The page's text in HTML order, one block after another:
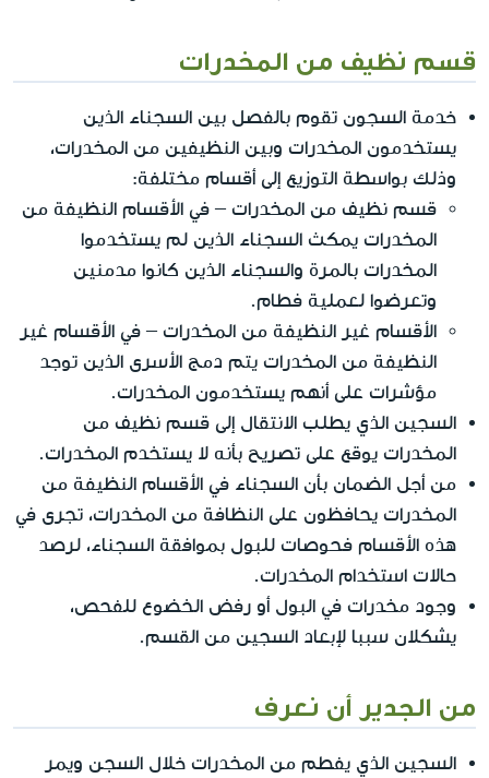
قسم نظيف من المخدرات
خدمة السجون تقوم بالفصل بين السجناء الذين
يستخدمون المخدرات وبين النظيفين من المخدرات،
وذلك بواسطة التوزيع إلى أقسام مختلفة:
قسم نظيف من المخدرات – في الأقسام النظيفة من
المخدرات يمكث السجناء الذين لم يستخدموا
المخدرات بالمرة والسجناء الذين كانوا مدمنين
وتعرضوا لعملية فطام.
الأقسام غير النظيفة من المخدرات – في الأقسام غير
النظيفة من المخدرات يتم دمج الأسرى الذين توجد
مؤشرات على أنهم يستخدمون المخدرات.
السجين الذي يطلب الانتقال إلى قسم نظيف من
المخدرات يوقع على تصريح بأنه لا يستخدم المخدرات.
من أجل الضمان بأن السجناء في الأقسام النظيفة من
المخدرات يحافظون على النظافة من المخدرات، تجرى في
هذه الأقسام فحوصات للبول بموافقة السجناء، لرصد
حالات استخدام المخدرات.
وجود مخدرات في البول أو رفض الخضوع للفحص،
يشكلان سببا لإبعاد السجين من القسم.
من الجدير أن نعرف
السجين الذي يفطم من المخدرات خلال السجن ويمر